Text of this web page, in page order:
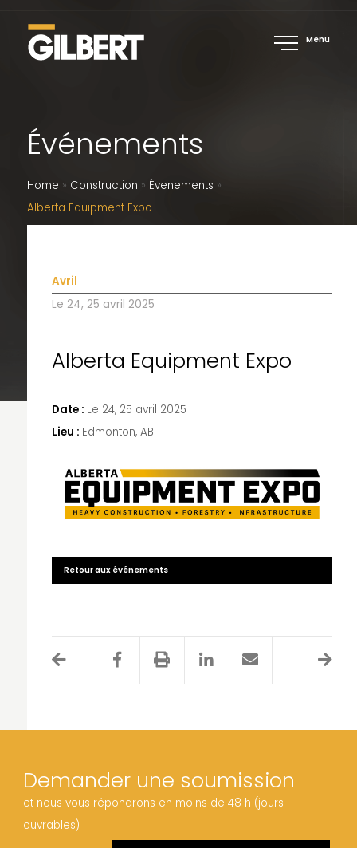
Menu
Événements
Home » Construction » Évenements »
Alberta Equipment Expo
Avril
Le 24, 25 avril 2025
Alberta Equipment Expo
Date : Le 24, 25 avril 2025
Lieu : Edmonton, AB
Retour aux événements
Demander une soumission
et nous vous répondrons en moins de 48 h (jours
ouvrables)